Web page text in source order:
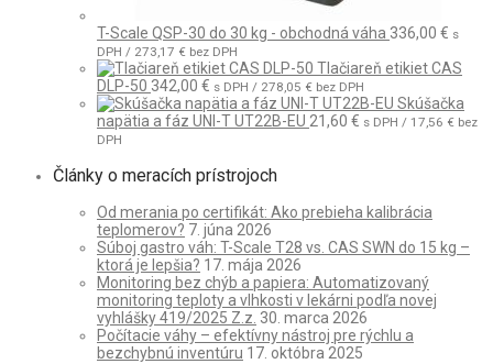
T-Scale QSP-30 do 30 kg - obchodná váha 336,00 € s
DPH / 273,17 € bez DPH
Tlačiareň etikiet CAS
DLP-50 342,00 € s DPH / 278,05 € bez DPH
Skúšačka
napätia a fáz UNI-T UT22B-EU 21,60 € s DPH / 17,56 € bez
DPH
Články o meracích prístrojoch
Od merania po certifikát: Ako prebieha kalibrácia
teplomerov? 7. júna 2026
Súboj gastro váh: T-Scale T28 vs. CAS SWN do 15 kg –
ktorá je lepšia? 17. mája 2026
Monitoring bez chýb a papiera: Automatizovaný
monitoring teploty a vlhkosti v lekárni podľa novej
vyhlášky 419/2025 Z.z. 30. marca 2026
Počítacie váhy – efektívny nástroj pre rýchlu a
bezchybnú inventúru 17. októbra 2025